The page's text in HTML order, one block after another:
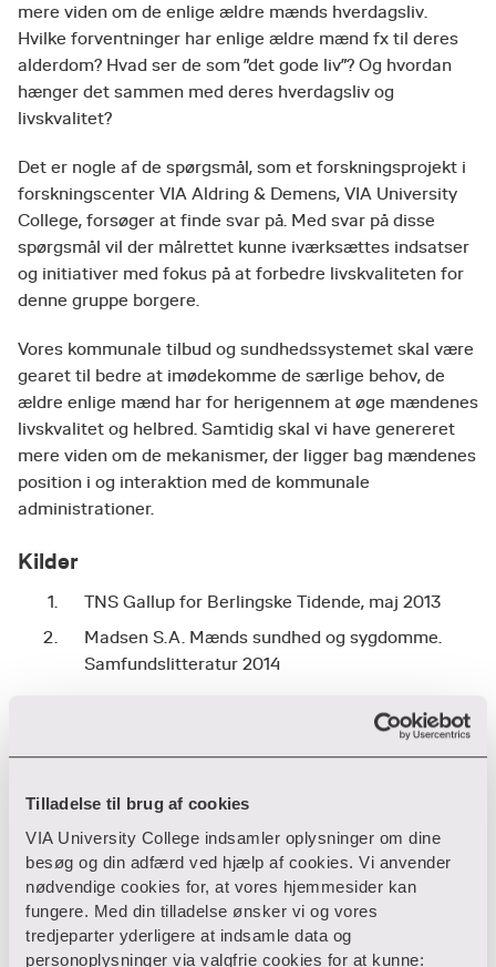
Tilladelse til brug af cookies
VIA University College indsamler oplysninger om dine
besøg og din adfærd ved hjælp af cookies. Vi anvender
nødvendige cookies for, at vores hjemmesider kan
fungere. Med din tilladelse ønsker vi og vores
tredjeparter yderligere at indsamle data og
personoplysninger via valgfrie cookies for at kunne:
mere viden om de enlige ældre mænds hverdagsliv.
Hvilke forventninger har enlige ældre mænd fx til deres
alderdom? Hvad ser de som ”det gode liv”? Og hvordan
hænger det sammen med deres hverdagsliv og
livskvalitet?
Det er nogle af de spørgsmål, som et forskningsprojekt i
forskningscenter VIA Aldring & Demens, VIA University
College, forsøger at finde svar på. Med svar på disse
spørgsmål vil der målrettet kunne iværksættes indsatser
og initiativer med fokus på at forbedre livskvaliteten for
denne gruppe borgere.
Vores kommunale tilbud og sundhedssystemet skal være
gearet til bedre at imødekomme de særlige behov, de
ældre enlige mænd har for herigennem at øge mændenes
livskvalitet og helbred. Samtidig skal vi have genereret
mere viden om de mekanismer, der ligger bag mændenes
position i og interaktion med de kommunale
administrationer.
Kilder
TNS Gallup for Berlingske Tidende, maj 2013
Madsen S.A. Mænds sundhed og sygdomme.
Samfundslitteratur 2014
Tag uddannelse inden for ældrepleje, aldring og
demens